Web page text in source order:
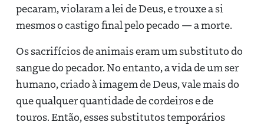
pecaram, violaram a lei de Deus, e trouxe a si
mesmos o castigo final pelo pecado — a morte.
Os sacrifícios de animais eram um substituto do
sangue do pecador. No entanto, a vida de um ser
humano, criado à imagem de Deus, vale mais do
que qualquer quantidade de cordeiros e de
touros. Então, esses substitutos temporários